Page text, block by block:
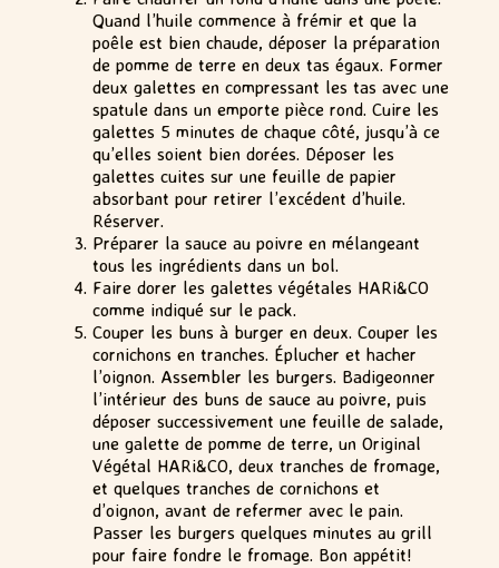
Quand l’huile commence à frémir et que la
poêle est bien chaude, déposer la préparation
de pomme de terre en deux tas égaux. Former
deux galettes en compressant les tas avec une
spatule dans un emporte pièce rond. Cuire les
galettes 5 minutes de chaque côté, jusqu’à ce
qu’elles soient bien dorées. Déposer les
galettes cuites sur une feuille de papier
absorbant pour retirer l’excédent d’huile.
Réserver.
Préparer la sauce au poivre en mélangeant
tous les ingrédients dans un bol.
Faire dorer les galettes végétales HARi&CO
comme indiqué sur le pack.
Couper les buns à burger en deux. Couper les
cornichons en tranches. Éplucher et hacher
l’oignon. Assembler les burgers. Badigeonner
l’intérieur des buns de sauce au poivre, puis
déposer successivement une feuille de salade,
une galette de pomme de terre, un Original
Végétal HARi&CO, deux tranches de fromage,
et quelques tranches de cornichons et
d’oignon, avant de refermer avec le pain.
Passer les burgers quelques minutes au grill
pour faire fondre le fromage. Bon appétit!